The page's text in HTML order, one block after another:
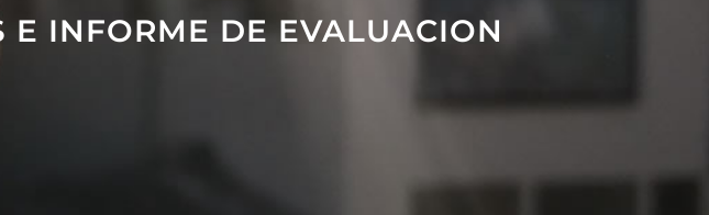
E INFORME DE EVALUACION